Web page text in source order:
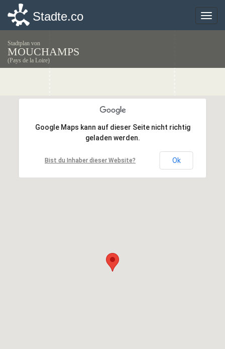
Toggle
Stadte.co
Stadtplan von
MOUCHAMPS
(Pays de la Loire)
Google Maps kann auf dieser Seite nicht richtig
geladen werden.
Bist du Inhaber dieser Website? Ok
Google Maps kann auf dieser Seite nicht richtig
geladen werden.
Bist du Inhaber dieser Website? Ok
Toggle
Stadte.co